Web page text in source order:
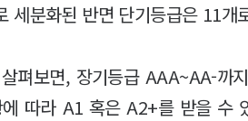
세분화된 반면 단기등급은 11개
펴보면, 장기등급 AAA~AA-까
따라 A1 혹은 A2+를 받을 수